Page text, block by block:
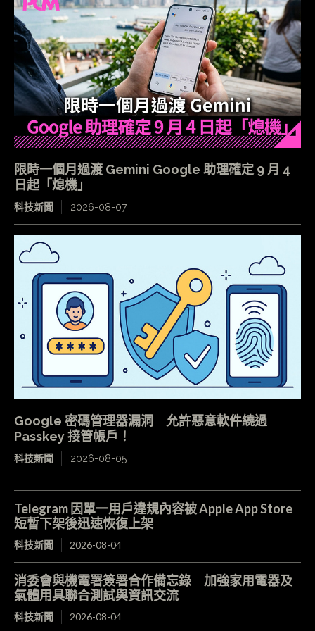
限時一個月過渡 Gemini Google 助理確定 9 月 4
日起「熄機」
科技新聞 2026-08-07
Google 密碼管理器漏洞 允許惡意軟件繞過
Passkey 接管帳戶！
科技新聞 2026-08-05
Telegram 因單一用戶違規內容被 Apple App Store
短暫下架後迅速恢復上架
科技新聞 2026-08-04
消委會與機電署簽署合作備忘錄 加強家用電器及
氣體用具聯合測試與資訊交流
科技新聞 2026-08-04